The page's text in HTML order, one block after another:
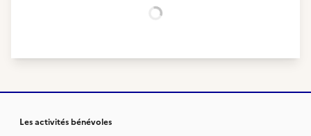
Chargement...
Les activités bénévoles